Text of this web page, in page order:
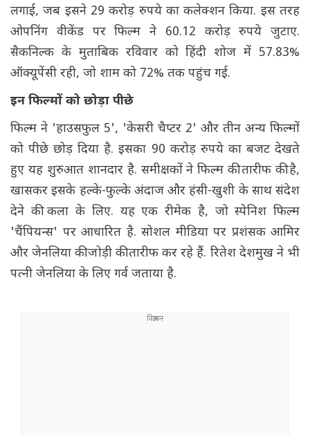
लगाई, जब इसने 29 करोड़ रुपये का कलेक्शन किया. इस तरह
ओपनिंग वीकेंड पर फिल्म ने 60.12 करोड़ रुपये जुटाए.
सैकनिल्क के मुताबिक रविवार को हिंदी शोज में 57.83%
ऑक्यूपेंसी रही, जो शाम को 72% तक पहुंच गई.
इन फिल्मों को छोड़ा पीछे
फिल्म ने 'हाउसफुल 5', 'केसरी चैप्टर 2' और तीन अन्य फिल्मों
को पीछे छोड़ दिया है. इसका 90 करोड़ रुपये का बजट देखते
हुए यह शुरुआत शानदार है. समीक्षकों ने फिल्म की तारीफ की है,
खासकर इसके हल्के-फुल्के अंदाज और हंसी-खुशी के साथ संदेश
देने की कला के लिए. यह एक रीमेक है, जो स्पेनिश फिल्म
'चैंपियन्स' पर आधारित है. सोशल मीडिया पर प्रशंसक आमिर
और जेनलिया की जोड़ी की तारीफ कर रहे हैं. रितेश देशमुख ने भी
पत्नी जेनलिया के लिए गर्व जताया है.